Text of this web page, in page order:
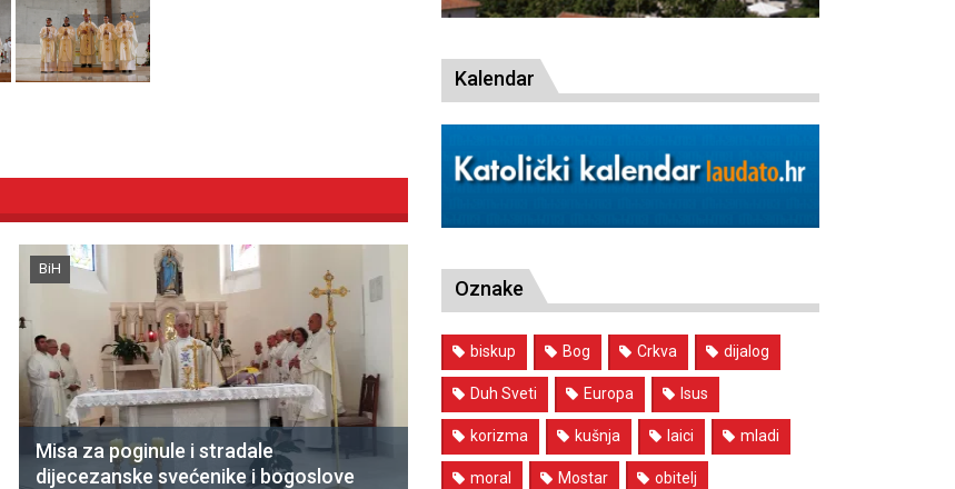
BiH
Misa za poginule i stradale
dijecezanske svećenike i bogoslove
Kalendar
Oznake
biskup Bog Crkva dijalog
Duh Sveti Europa Isus
korizma kušnja laici mladi
moral Mostar obitelj